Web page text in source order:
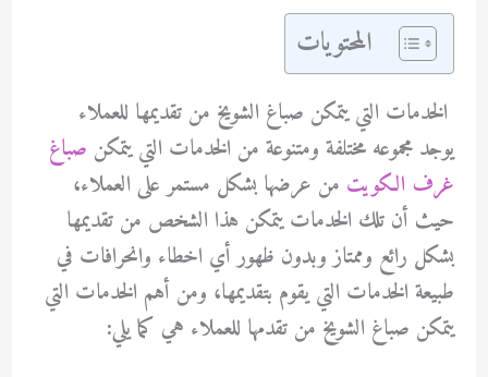
المحتويات
الخدمات التي يتمكن صباغ الشويخ من تقديمها للعملاء
يوجد مجموعه مختلفة ومتنوعة من الخدمات التي يتمكن صباغ
غرف الكويت من عرضها بشكل مستمر على العملاء،
حيث أن تلك الخدمات يتمكن هذا الشخص من تقديمها
بشكل رائع وممتاز وبدون ظهور أي اخطاء وانحرافات في
طبيعة الخدمات التي يقوم بتقديمها، ومن أهم الخدمات التي
يتمكن صباغ الشويخ من تقدمها للعملاء هي كما يلي: